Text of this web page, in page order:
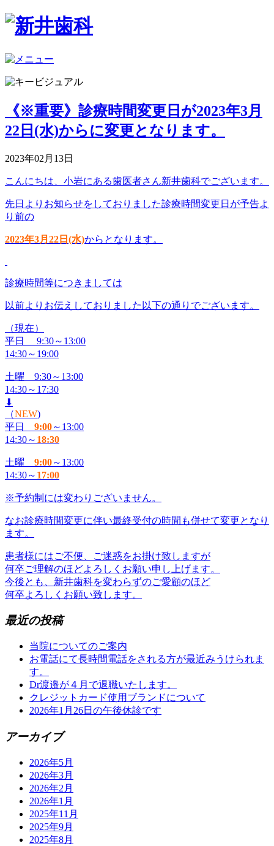
《※重要》診療時間変更日が2023年3月
22日(水)からに変更となります。
2023年02月13日
こんにちは、小岩にある歯医者さん新井歯科でございます。
先日よりお知らせをしておりました診療時間変更日が予告よ
り前の
2023年3月22日(水)からとなります。
診療時間等につきましては
以前よりお伝えしておりました以下の通りでございます。
（現在）
平日 9:30～13:00
14:30～19:00
土曜 9:30～13:00
14:30～17:30
⬇
（NEW)
平日 9:00～13:00
14:30～ 18:30
土曜 9:00～13:00
14:30～ 17:00
※予約制には変わりございません。
なお診療時間変更に伴い最終受付の時間も併せて変更となり
ます。
患者様にはご不便、ご迷惑をお掛け致しますが
何卒ご理解のほどよろしくお願い申し上げます。
今後とも、新井歯科を変わらずのご愛顧のほど
何卒よろしくお願い致します。
最近の投稿
当院についてのご案内
お電話にて長時間電話をされる方が最近みうけられま
す。
Dr渡邉が４月で退職いたします。
クレジットカード使用ブランドについて
2026年1月26日の午後休診です
アーカイブ
2026年5月
2026年3月
2026年2月
2026年1月
2025年11月
2025年9月
2025年8月